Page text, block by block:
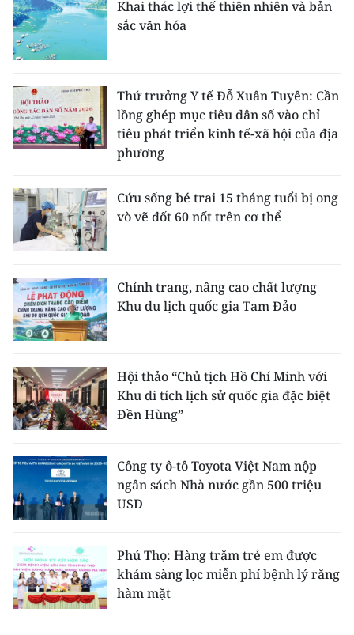
ENGLISH
中文
FRANÇAIS
РУССКИЙ
한국어
Khai thác lợi thế thiên nhiên và bản
sắc văn hóa
Thứ trưởng Y tế Đỗ Xuân Tuyên: Cần
lồng ghép mục tiêu dân số vào chỉ
tiêu phát triển kinh tế-xã hội của địa
phương
Cứu sống bé trai 15 tháng tuổi bị ong
vò vẽ đốt 60 nốt trên cơ thể
Chỉnh trang, nâng cao chất lượng
Khu du lịch quốc gia Tam Đảo
Hội thảo “Chủ tịch Hồ Chí Minh với
Khu di tích lịch sử quốc gia đặc biệt
Đền Hùng”
Công ty ô-tô Toyota Việt Nam nộp
ngân sách Nhà nước gần 500 triệu
USD
Phú Thọ: Hàng trăm trẻ em được
khám sàng lọc miễn phí bệnh lý răng
hàm mặt